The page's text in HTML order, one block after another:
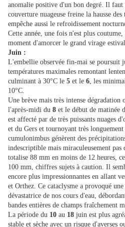
anomalie positive d'un bon degré. Il
couverture nuageuse freine la hausse
empêche aussi le refroidissement
Cette année, une fois n'est plus
moment d'amorcer le grand virage
Juin :
L'embellie observée fin-mai se poursuit
températures maximales remontant
culminant à 30°C le 5 et le 6, les
10°C.
Une brève mais très intense dégradation
l'après-midi du 8 et le début de matinée
est affecté par de très puissants nuages
et du Gers et tournoyant très longuement
cumulonimbus génèrent des
indescriptible mais miraculeusement
totalise 88 mm en moins de 12 heures,
100 mm, chiffres sujets à caution. Il
encore plus impressionnantes en allant
et Orthez. Ce cataclysme a provoqué
dévastatrice de nos cours d'eau,
bandes entières de champs fraîchement
La période du 10 au 18 juin est plus
stable et sèche avec un risque d'averses